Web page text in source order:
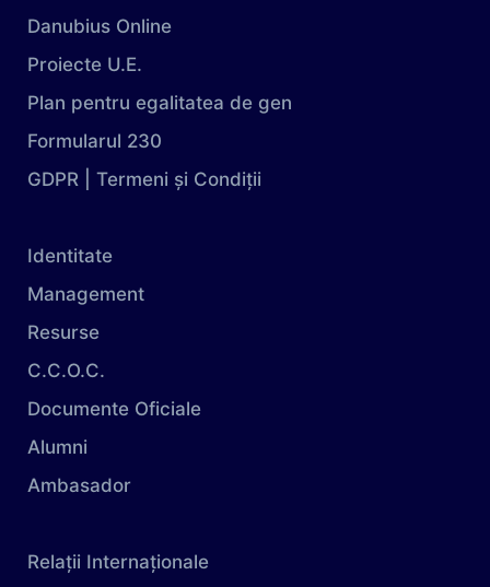
Danubius Online
Proiecte U.E.
Plan pentru egalitatea de gen
Formularul 230
GDPR | Termeni și Condiții
Identitate
Management
Resurse
C.C.O.C.
Documente Oficiale
Alumni
Ambasador
Relații Internaționale